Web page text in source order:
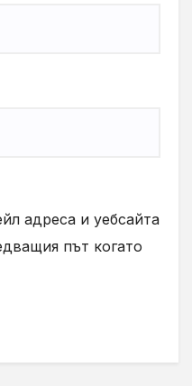
адреса и уебсайта
път когато